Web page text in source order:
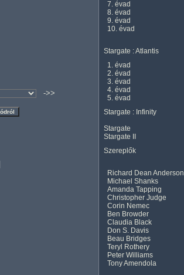
->>
7. évad
8. évad
9. évad
10. évad
Stargate : Atlantis
1. évad
2. évad
3. évad
4. évad
5. évad
Stargate : Infinity
Stargate
Stargate II
Szereplők
Richard Dean Anderson
Michael Shanks
Amanda Tapping
Christopher Judge
Corin Nemec
Ben Browder
Claudia Black
Don S. Davis
Beau Bridges
Teryl Rothery
Peter Williams
Tony Amendola